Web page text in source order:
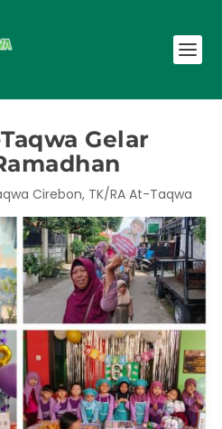
Gelar
Cirebon, TK/RA At-Taqwa